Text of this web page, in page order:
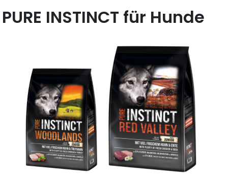
PURE INSTINCT für Hunde